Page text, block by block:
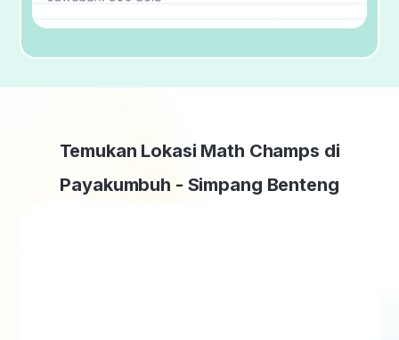
Temukan Lokasi Math Champs di
Payakumbuh - Simpang Benteng